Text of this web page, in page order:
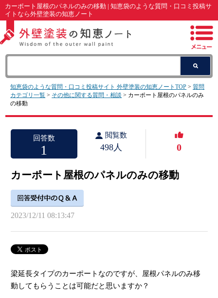
カーポート屋根のパネルのみの移動 | 知恵袋のような質問・口コミ投稿サ
イトなら外壁塗装の知恵ノート
知恵袋のような質問・口コミ投稿サイト 外壁塗装の知恵ノートTOP >質問
カテゴリ一覧 > その他に関する質問・相談 > カーポート屋根のパネルのみ
の移動
回答数
1
閲覧数
498人 0
カーポート屋根のパネルのみの移動
2023/12/11 08:13:47
梁延長タイプのカーポートなのですが、屋根パネルのみ移
動してもらうことは可能だと思いますか？